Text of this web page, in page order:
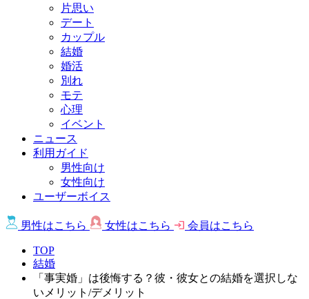
片思い
デート
カップル
結婚
婚活
別れ
モテ
心理
イベント
ニュース
利用ガイド
男性向け
女性向け
ユーザーボイス
男性はこちら 女性はこちら 会員はこちら
TOP
結婚
「事実婚」は後悔する？彼・彼女との結婚を選択しな
いメリット/デメリット